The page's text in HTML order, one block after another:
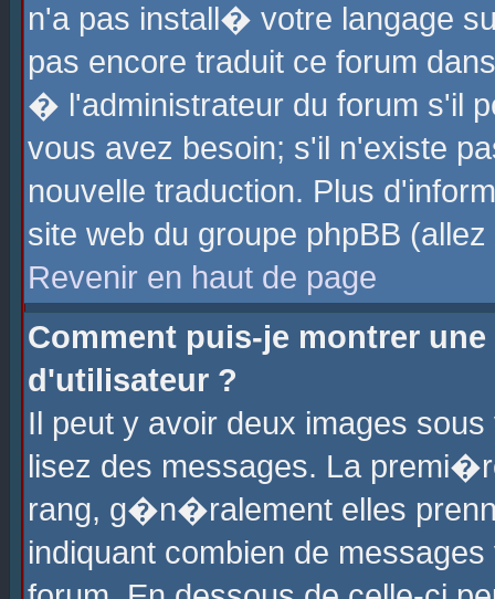
n'a pas install� votre langage
pas encore traduit ce forum
� l'administrateur du forum s'il
vous avez besoin; s'il n'existe
nouvelle traduction. Plus
site web du groupe phpBB
Revenir en haut de page
Comment puis-je montrer
d'utilisateur ?
Il peut y avoir deux images
lisez des messages. La
rang, g�n�ralement elles
indiquant combien de